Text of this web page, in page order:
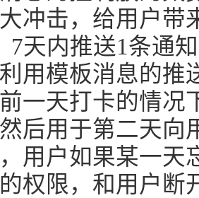
冲击，给用户带
7天内推送1条通
用模板消息的推
一天打卡的情况
后用于第二天向
用户如果某一天
权限，和用户断